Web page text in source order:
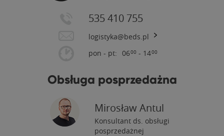
535 410 755
logistyka@beds.pl
pon - pt: 0600 - 1400
Obsługa posprzedażna
Mirosław Antul
Konsultant ds. obsługi
posprzedażnej